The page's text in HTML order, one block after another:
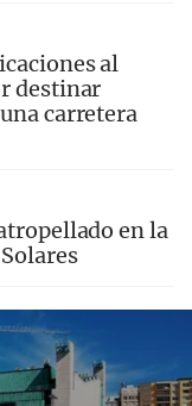
al
destinar
carretera
en la